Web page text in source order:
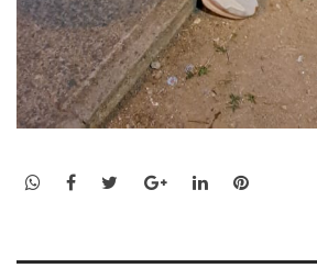
WhatsApp
Facebook
TwitterGoogle+LinkedInPinterest